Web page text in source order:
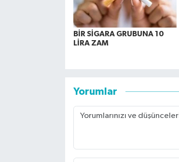
BİR SİGARA GRUBUNA 10
LİRA ZAM
Yorumlar